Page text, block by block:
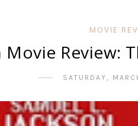
MOVIE
Movie Review:
SATURDAY,